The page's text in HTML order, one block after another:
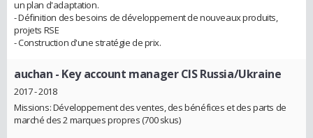
un plan d'adaptation.
- Définition des besoins de développement de nouveaux produits,
projets RSE
- Construction d'une stratégie de prix.
auchan - Key account manager CIS Russia/Ukraine
2017 - 2018
Missions: Développement des ventes, des bénéfices et des parts de
marché des 2 marques propres (700 skus)